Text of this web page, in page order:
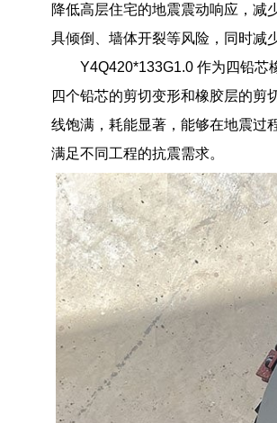
降低高层住宅的地震震动响应，减
具倾倒、墙体开裂等风险，同时减
Y4Q420*133G1.0 作为四铅芯
四个铅芯的剪切变形和橡胶层的剪
线饱满，耗能显著，能够在地震过
满足不同工程的抗震需求。